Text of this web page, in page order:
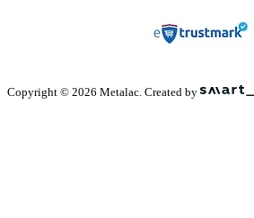
Copyright © 2026 Metalac. Created by